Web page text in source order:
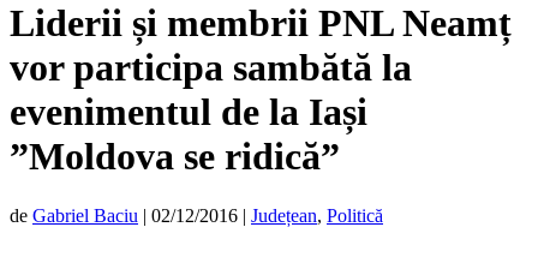
Liderii și membrii PNL Neamț
vor participa sambătă la
evenimentul de la Iași
”Moldova se ridică”
de Gabriel Baciu | 02/12/2016 | Județean, Politică